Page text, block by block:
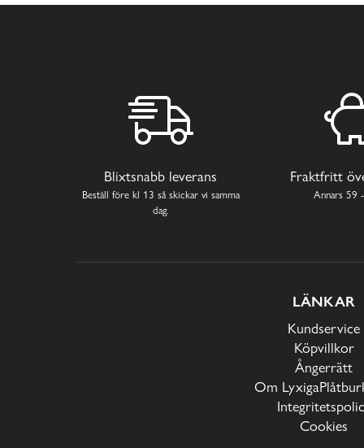
Blixtsnabb leverans
Beställ före kl 13 så skickar vi samma
dag.
Fraktfritt
Annars 59
LÄNKAR
Kundservice
Köpvillkor
Ångerrätt
Om
Cookies